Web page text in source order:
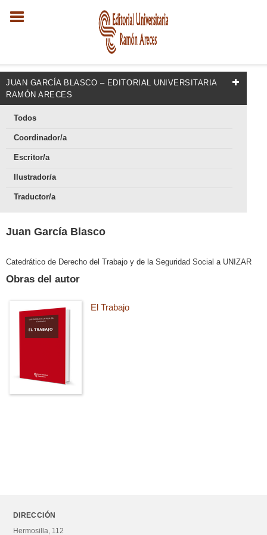
JUAN GARCÍA BLASCO – EDITORIAL UNIVERSITARIA
RAMÓN ARECES
Todos
Coordinador/a
Escritor/a
Ilustrador/a
Traductor/a
Juan García Blasco
Catedrático de Derecho del Trabajo y de la Seguridad Social a UNIZAR
Obras del autor
El Trabajo
DIRECCIÓN
Hermosilla, 112